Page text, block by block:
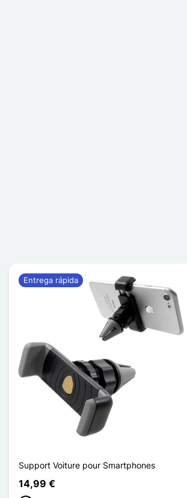
Support Voiture pour Smartphones
14,99 €
Entrega rápida